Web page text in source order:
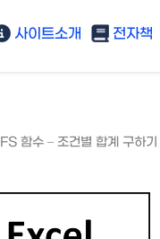
사이트소개 전자책
함수 – 조건별 합계 구하기